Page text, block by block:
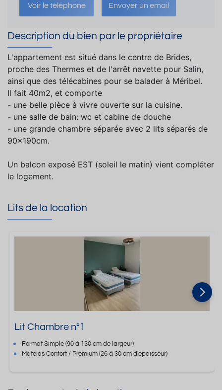
Voir le téléphone Envoyer un email
Description du bien par le propriétaire
L'appartement est situé dans le centre de Brides,
proche des Thermes et de l'arrêt navette pour Salin,
ainsi que des télécabines pour se balader à Méribel.
Il fait 40m2, et comporte
- une belle pièce à vivre ouverte sur la cuisine.
- une salle de bain: wc et cabine de douche
- une grande chambre séparée avec 2 lits séparés de
90x190cm.
Un balcon exposé EST (soleil le matin) vient compléter
le logement.
Lits de la location
Lit Chambre n°1
FormatSimple (90 à 130 cm de largeur)
Matelas Confort / Premium(26 à 30 cm d'épaisseur)